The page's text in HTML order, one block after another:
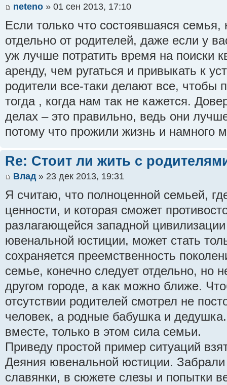
neteno » 01 сен 2013, 17:10
Если только что состоявшаяся
отдельно от родителей, даже если у
уж лучше потратить время на поиски
аренду, чем ругаться и привыкать к
родители все-таки делают все,
тогда , когда нам так не кажется.
делах – это правильно, ведь они
потому что прожили жизнь и намного
Re: Стоит ли жить с
Влад » 23 дек 2013, 19:31
Я считаю, что полноценной семьей,
ценности, и которая сможет
разлагающейся западной
ювенальной юстиции, может стать
сохраняется преемственность
семье, конечно следует отдельно, но
другом городе, а как можно ближе.
отсутствии родителей смотрел не
человек, а родные бабушка и
вместе, только в этом сила семьи.
Приведу простой пример ситуаций
Деяния ювенальной юстиции.
славянки, в сюжете слезы и попытки